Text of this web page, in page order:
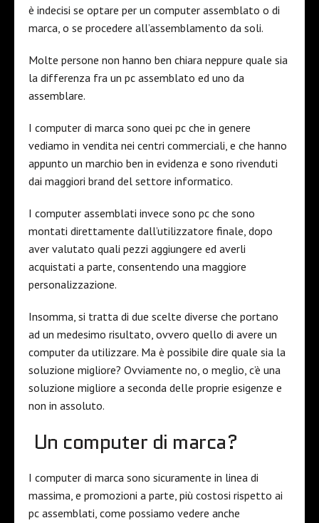
è indecisi se optare per un computer assemblato o di
marca, o se procedere all’assemblamento da soli.
Molte persone non hanno ben chiara neppure quale sia
la differenza fra un pc assemblato ed uno da
assemblare.
I computer di marca sono quei pc che in genere
vediamo in vendita nei centri commerciali, e che hanno
appunto un marchio ben in evidenza e sono rivenduti
dai maggiori brand del settore informatico.
I computer assemblati invece sono pc che sono
montati direttamente dall’utilizzatore finale, dopo
aver valutato quali pezzi aggiungere ed averli
acquistati a parte, consentendo una maggiore
personalizzazione.
Insomma, si tratta di due scelte diverse che portano
ad un medesimo risultato, ovvero quello di avere un
computer da utilizzare. Ma è possibile dire quale sia la
soluzione migliore? Ovviamente no, o meglio, c’è una
soluzione migliore a seconda delle proprie esigenze e
non in assoluto.
Un computer di marca?
I computer di marca sono sicuramente in linea di
massima, e promozioni a parte, più costosi rispetto ai
pc assemblati, come possiamo vedere anche